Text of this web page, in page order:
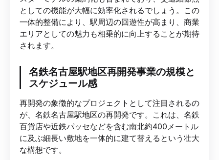
としての機能が大幅に効率化されるでしょう。この
一体的整備により、駅周辺の回遊性が高まり、商業
エリアとしての魅力も相乗的に向上することが期待
されます。
名鉄名古屋駅地区再開発事業の規模と
スケジュール感
再開発の象徴的なプロジェクトとして注目されるの
が、名鉄名古屋駅地区の再開発です。これは、名鉄
百貨店や近鉄パッセなどを含む南北約400メートル
に及ぶ細長い敷地を一体的に建て替えるという壮大
な構想です。